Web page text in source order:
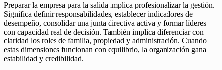
Preparar la empresa para la salida implica profesionalizar la gestión.
Significa definir responsabilidades, establecer indicadores de
desempeño, consolidar una junta directiva activa y formar líderes
con capacidad real de decisión. También implica diferenciar con
claridad los roles de familia, propiedad y administración. Cuando
estas dimensiones funcionan con equilibrio, la organización gana
estabilidad y credibilidad.